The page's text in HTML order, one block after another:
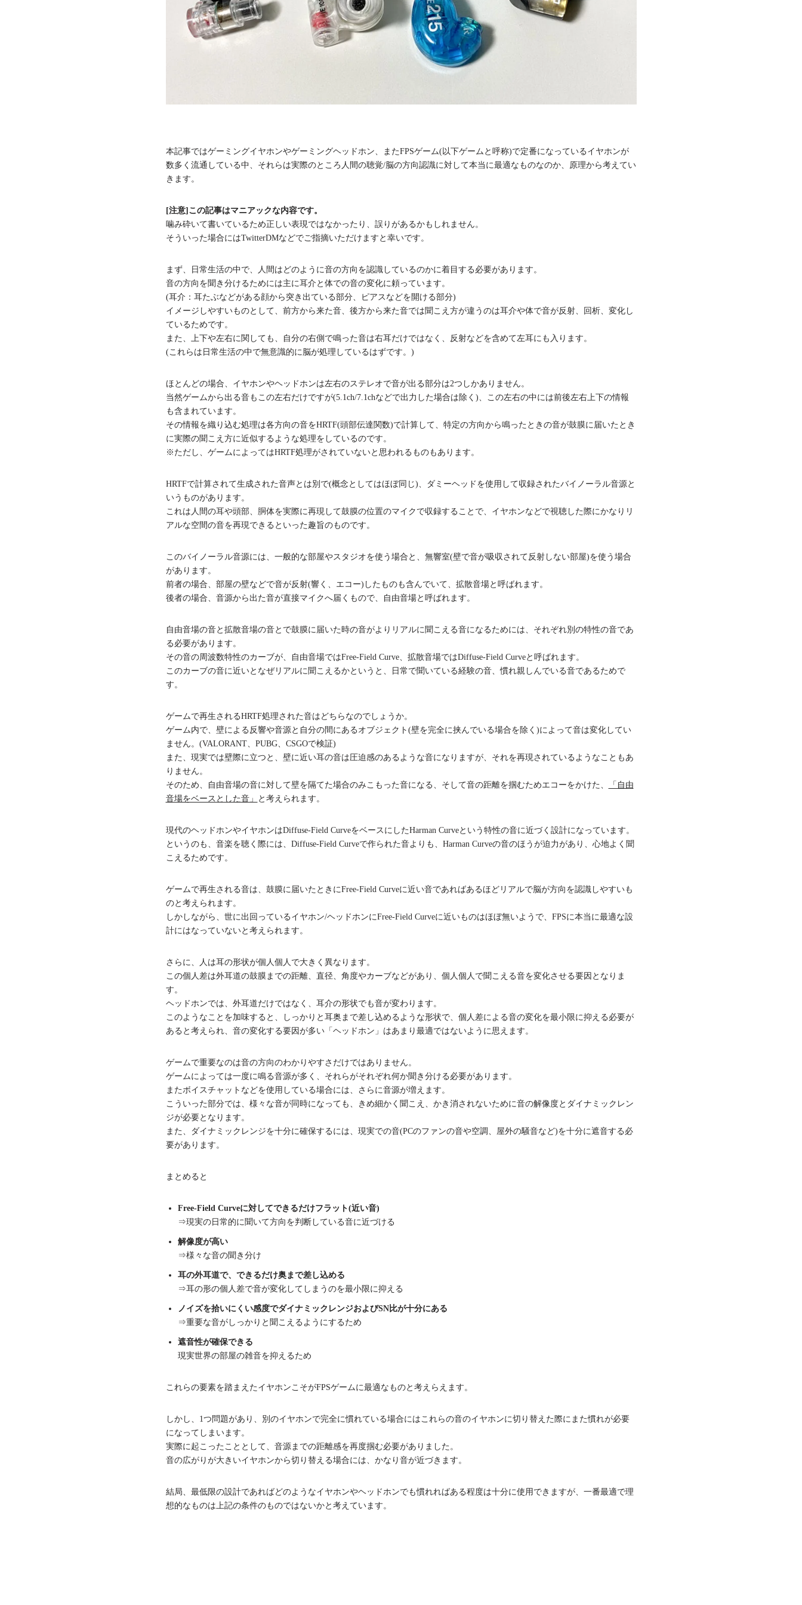
本記事ではゲーミングイヤホンやゲーミングヘッドホン、またFPSゲーム(以下ゲームと呼称)で定番になっているイヤホンが
数多く流通している中、それらは実際のところ人間の聴覚/脳の方向認識に対して本当に最適なものなのか、原理から考えてい
きます。
[注意]この記事はマニアックな内容です。
噛み砕いて書いているため正しい表現ではなかったり、誤りがあるかもしれません。
そういった場合にはTwitterDMなどでご指摘いただけますと幸いです。
まず、日常生活の中で、人間はどのように音の方向を認識しているのかに着目する必要があります。
音の方向を聞き分けるためには主に耳介と体での音の変化に頼っています。
(耳介：耳たぶなどがある顔から突き出ている部分、ピアスなどを開ける部分)
イメージしやすいものとして、前方から来た音、後方から来た音では聞こえ方が違うのは耳介や体で音が反射、回析、変化し
ているためです。
また、上下や左右に関しても、自分の右側で鳴った音は右耳だけではなく、反射などを含めて左耳にも入ります。
(これらは日常生活の中で無意識的に脳が処理しているはずです。)
ほとんどの場合、イヤホンやヘッドホンは左右のステレオで音が出る部分は2つしかありません。
当然ゲームから出る音もこの左右だけですが(5.1ch/7.1chなどで出力した場合は除く)、この左右の中には前後左右上下の情報
も含まれています。
その情報を織り込む処理は各方向の音をHRTF(頭部伝達関数)で計算して、特定の方向から鳴ったときの音が鼓膜に届いたとき
に実際の聞こえ方に近似するような処理をしているのです。
※ただし、ゲームによってはHRTF処理がされていないと思われるものもあります。
HRTFで計算されて生成された音声とは別で(概念としてはほぼ同じ)、ダミーヘッドを使用して収録されたバイノーラル音源と
いうものがあります。
これは人間の耳や頭部、胴体を実際に再現して鼓膜の位置のマイクで収録することで、イヤホンなどで視聴した際にかなりリ
アルな空間の音を再現できるといった趣旨のものです。
このバイノーラル音源には、一般的な部屋やスタジオを使う場合と、無響室(壁で音が吸収されて反射しない部屋)を使う場合
があります。
前者の場合、部屋の壁などで音が反射(響く、エコー)したものも含んでいて、拡散音場と呼ばれます。
後者の場合、音源から出た音が直接マイクへ届くもので、自由音場と呼ばれます。
自由音場の音と拡散音場の音とで鼓膜に届いた時の音がよりリアルに聞こえる音になるためには、それぞれ別の特性の音であ
る必要があります。
その音の周波数特性のカーブが、自由音場ではFree-Field Curve、拡散音場ではDiffuse-Field Curveと呼ばれます。
このカーブの音に近いとなぜリアルに聞こえるかというと、日常で聞いている経験の音、慣れ親しんでいる音であるためで
す。
ゲームで再生されるHRTF処理された音はどちらなのでしょうか。
ゲーム内で、壁による反響や音源と自分の間にあるオブジェクト(壁を完全に挟んでいる場合を除く)によって音は変化してい
ません。(VALORANT、PUBG、CSGOで検証)
また、現実では壁際に立つと、壁に近い耳の音は圧迫感のあるような音になりますが、それを再現されているようなこともあ
りません。
そのため、自由音場の音に対して壁を隔てた場合のみこもった音になる、そして音の距離を掴むためエコーをかけた、
「自由
音場をベースとした音」
と考えられます。
現代のヘッドホンやイヤホンはDiffuse-Field CurveをベースにしたHarman Curveという特性の音に近づく設計になっています。
というのも、音楽を聴く際には、Diffuse-Field Curveで作られた音よりも、Harman Curveの音のほうが迫力があり、心地よく聞
こえるためです。
ゲームで再生される音は、鼓膜に届いたときにFree-Field Curveに近い音であればあるほどリアルで脳が方向を認識しやすいも
のと考えられます。
しかしながら、世に出回っているイヤホン/ヘッドホンにFree-Field Curveに近いものはほぼ無いようで、 FPSに本当に最適な設
計にはなっていないと考えられます。
さらに、人は耳の形状が個人個人で大きく異なります。
この個人差は外耳道の鼓膜までの距離、直径、角度やカーブなどがあり、個人個人で聞こえる音を変化させる要因となりま
す。
ヘッドホンでは、外耳道だけではなく、耳介の形状でも音が変わります。
このようなことを加味すると、しっかりと耳奥まで差し込めるような形状で、個人差による音の変化を最小限に抑える必要が
あると考えられ、 音の変化する要因が多い「ヘッドホン」はあまり最適ではないように思えます。
ゲームで重要なのは音の方向のわかりやすさだけではありません。
ゲームによっては一度に鳴る音源が多く、それらがそれぞれ何か聞き分ける必要があります。
またボイスチャットなどを使用している場合には、さらに音源が増えます。
こういった部分では、様々な音が同時になっても、きめ細かく聞こえ、かき消されないために音の解像度とダイナミックレン
ジが必要となります。
また、ダイナミックレンジを十分に確保するには、現実での音(PCのファンの音や空調、屋外の騒音など)を十分に遮音する必
要があります。
まとめると
Free-Field Curveに対してできるだけフラット(近い音)
⇒現実の日常的に聞いて方向を判断している音に近づける
解像度が高い
⇒様々な音の聞き分け
耳の外耳道で、できるだけ奥まで差し込める
⇒耳の形の個人差で音が変化してしまうのを最小限に抑える
ノイズを拾いにくい感度でダイナミックレンジおよびSN比が十分にある
⇒重要な音がしっかりと聞こえるようにするため
遮音性が確保できる
現実世界の部屋の雑音を抑えるため
これらの要素を踏まえたイヤホンこそがFPSゲームに最適なものと考えらえます。
しかし、1つ問題があり、別のイヤホンで完全に慣れている場合にはこれらの音のイヤホンに切り替えた際にまた慣れが必要
になってしまいます。
実際に起こったこととして、音源までの距離感を再度掴む必要がありました。
音の広がりが大きいイヤホンから切り替える場合には、かなり音が近づきます。
結局、最低限の設計であればどのようなイヤホンやヘッドホンでも慣れればある程度は十分に使用できますが、一番最適で理
想的なものは上記の条件のものではないかと考えています。